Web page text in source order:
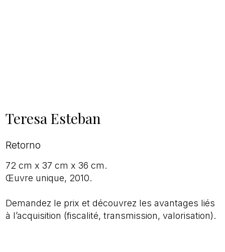
Teresa Esteban
Retorno
72 cm x 37 cm x 36 cm.
Œuvre unique, 2010.
Demandez le prix et découvrez les avantages liés
à l’acquisition (fiscalité, transmission, valorisation).